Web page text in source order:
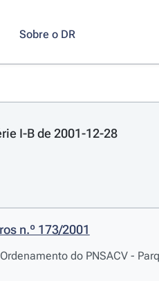
Sobre o DR
I-B de 2001-12-28
n.º 173/2001
do PNSACV -